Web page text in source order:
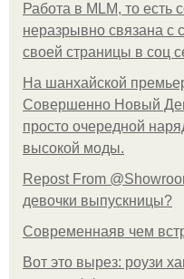
Работа в MLM, то есть
неразрывно связана с
своей страницы в соц
На шанхайской
Совершенно Новый
просто очередной
высокой моды.
Repost From
девочки выпускницы?
Современнаяв чем
Вот это вырез: роузи